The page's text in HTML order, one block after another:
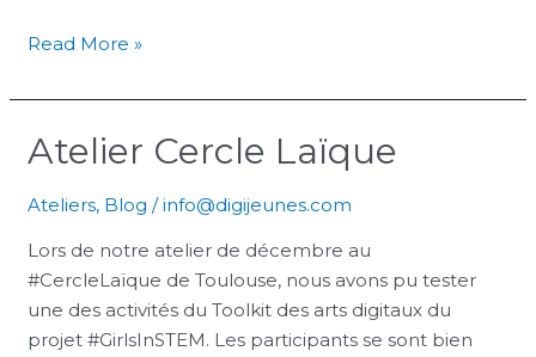
Read More »
Atelier Cercle Laïque
Ateliers, Blog /info@digijeunes.com
Lors de notre atelier de décembre au
#CercleLaïque de Toulouse, nous avons pu tester
une des activités du Toolkit des arts digitaux du
projet #GirlsInSTEM. Les participants se sont bien
Atelier
Cercle
Laïque